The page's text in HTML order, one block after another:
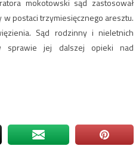
mokotowski sąd zastosował
postaci trzymiesięcznego aresztu.
Sąd rodzinny i nieletnich
sprawie jej dalszej opieki nad